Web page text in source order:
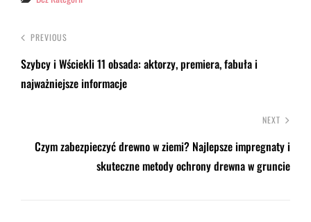
PREVIOUS
Szybcy i Wściekli 11 obsada: aktorzy, premiera, fabuła i
najważniejsze informacje
NEXT
Czym zabezpieczyć drewno w ziemi? Najlepsze impregnaty i
skuteczne metody ochrony drewna w gruncie